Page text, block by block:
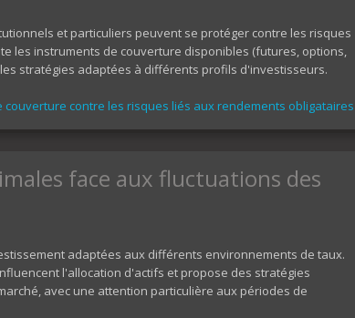
et particuliers peuvent se protéger contre les risques
les instruments de couverture disponibles (futures, options,
stratégies adaptées à différents profils d'investisseurs.
couverture contre les risques liés aux rendements obligataires
face aux fluctuations des
adaptées aux différents environnements de taux.
l'allocation d'actifs et propose des stratégies
avec une attention particulière aux périodes de